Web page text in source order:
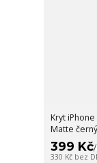
Kryt
Matte černý
399 Kč/
330 Kč bez